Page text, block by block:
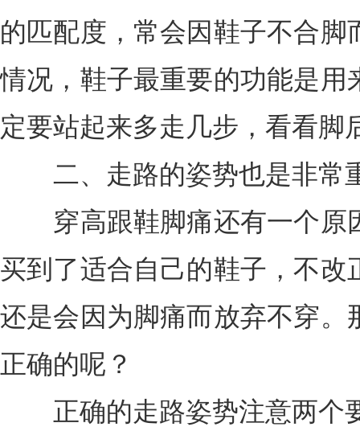
的匹配度，常会因鞋子不合
情况，鞋子最重要的功能是用
定要站起来多走几步，看看脚
二、走路的姿势也是非常
穿高跟鞋脚痛还有一个原
买到了适合自己的鞋子，不
还是会因为脚痛而放弃不穿。
正确的呢？
正确的走路姿势注意两个